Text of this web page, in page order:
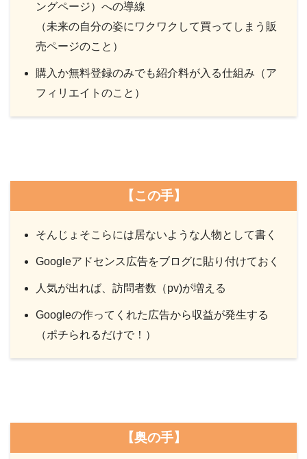
ングページ）への導線
（未来の自分の姿にワクワクして買ってしまう販
売ページのこと）
購入か無料登録のみでも紹介料が入る仕組み（ア
フィリエイトのこと）
【この手】
そんじょそこらには居ないような人物として書く
Googleアドセンス広告をブログに貼り付けておく
人気が出れば、訪問者数（pv)が増える
Googleの作ってくれた広告から収益が発生する
（ポチられるだけで！）
【奥の手】